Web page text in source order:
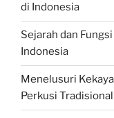
di Indonesia
Sejarah dan
Indonesia
Menelusuri
Perkusi Tradisional